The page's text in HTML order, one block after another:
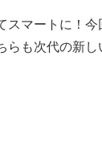
スマートに！
らも次代の新し